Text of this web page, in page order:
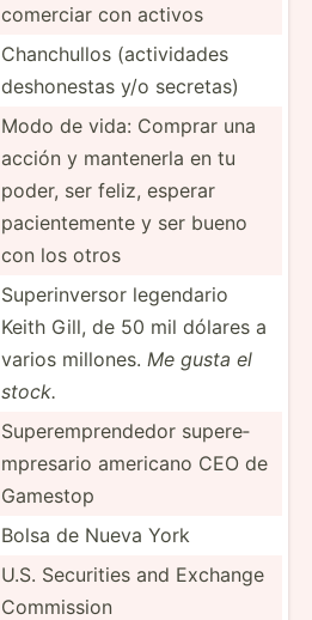
comerciar con activos
Chanch­ullos (activ­idades
deshon­estas y/o secretas)
Modo de vida: Comprar una
acción y mantenerla en tu
poder, ser feliz, esperar
pacien­temente y ser bueno
con los otros
Superi­nversor legendario
Keith Gill, de 50 mil dólares a
varios millones. Me gusta el
stock.
Supere­mpr­endedor supere­
mpr­esario americano CEO de
Gamestop
Bolsa de Nueva York
U.S. Securities and Exchange
Commis­­sion